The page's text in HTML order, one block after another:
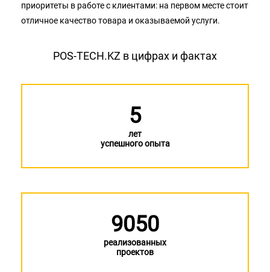
приоритеты в работе с клиентами: на первом месте стоит
отличное качество товара и оказываемой услуги.
POS-TECH.KZ в цифрах и фактах
5
лет
успешного опыта
9050
реализованных
проектов